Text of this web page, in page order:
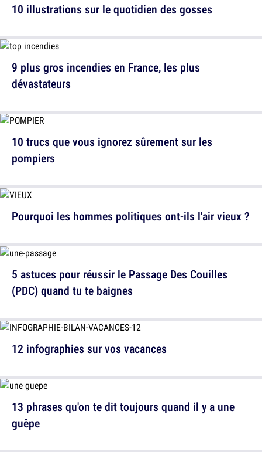
10 illustrations sur le quotidien des gosses
10 trucs que vous ignorez sûrement sur les
pompiers
5 astuces pour réussir le Passage Des Couilles
(PDC) quand tu te baignes
13 phrases qu'on te dit toujours quand il y a une
guêpe
9 plus gros incendies en France, les plus
dévastateurs
Pourquoi les hommes politiques ont-ils l'air vieux ?
12 infographies sur vos vacances